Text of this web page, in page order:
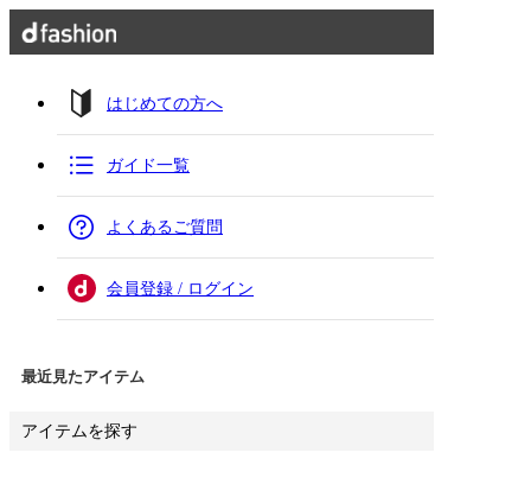
はじめての方へ
ガイド一覧
よくあるご質問
会員登録 / ログイン
最近見たアイテム
アイテムを探す